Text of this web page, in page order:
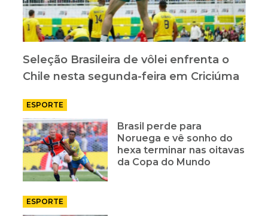
Seleção Brasileira de vôlei enfrenta o
Chile nesta segunda-feira em Criciúma
ESPORTE
Brasil perde para
Noruega e vê sonho do
hexa terminar nas oitavas
da Copa do Mundo
ESPORTE